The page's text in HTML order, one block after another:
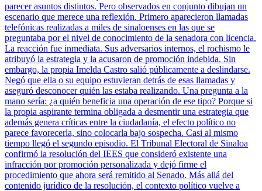
parecer asuntos distintos. Pero observados en conjunto dibujan un
escenario que merece una reflexión. Primero aparecieron llamadas
telefónicas realizadas a miles de sinaloenses en las que se
preguntaba por el nivel de conocimiento de la senadora con licencia.
La reacción fue inmediata. Sus adversarios internos, el rochismo le
atribuyó la estrategia y la acusaron de promoción indebida. Sin
embargo, la propia Imelda Castro salió públicamente a deslindarse.
Negó que ella o su equipo estuvieran detrás de esas llamadas y
aseguró desconocer quién las estaba realizando. Una pregunta a la
mano sería: ¿a quién beneficia una operación de ese tipo? Porque si
la propia aspirante termina obligada a desmentir una estrategia que
además genera críticas entre la ciudadanía, el efecto político no
parece favorecerla, sino colocarla bajo sospecha. Casi al mismo
tiempo llegó el segundo episodio. El Tribunal Electoral de Sinaloa
confirmó la resolución del IEES que consideró existente una
infracción por promoción personalizada y dejó firme el
procedimiento que ahora será remitido al Senado. Más allá del
contenido jurídico de la resolución, el contexto político vuelve a